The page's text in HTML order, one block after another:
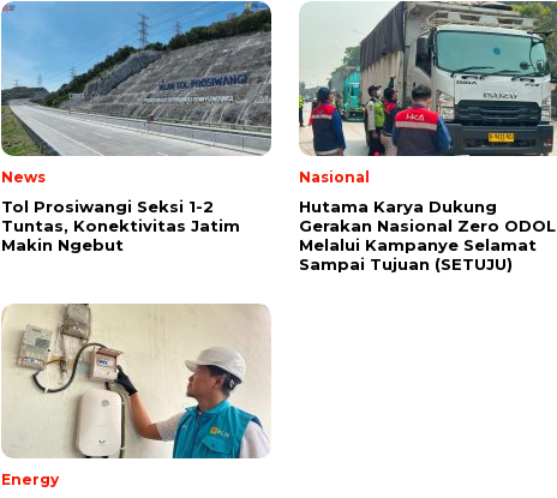
News
Tol Prosiwangi Seksi 1-2
Tuntas, Konektivitas Jatim
Makin Ngebut
Nasional
Hutama Karya Dukung
Gerakan Nasional Zero ODOL
Melalui Kampanye Selamat
Sampai Tujuan (SETUJU)
Energy